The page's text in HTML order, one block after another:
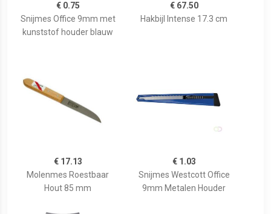
€ 0.75
Snijmes Office 9mm met
kunststof houder blauw
€ 67.50
Hakbijl Intense 17.3 cm
€ 17.13
Molenmes Roestbaar
Hout 85 mm
€ 1.03
Snijmes Westcott Office
9mm Metalen Houder